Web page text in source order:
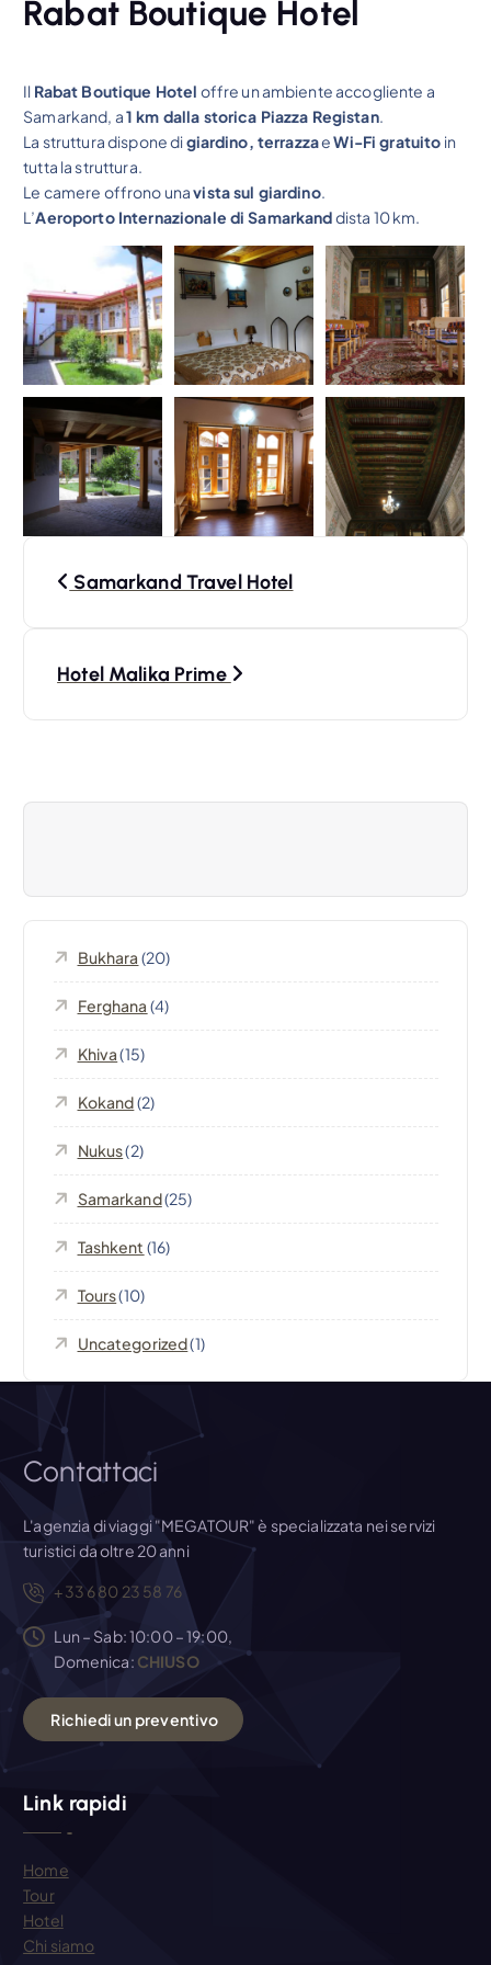
Rabat Boutique Hotel
Il Rabat Boutique Hotel offre un ambiente accogliente a
Samarkand, a1 km dalla storica Piazza Registan.
La struttura dispone digiardino, terrazzaeWi-Fi gratuito in
tutta la struttura.
Le camere offrono unavista sul giardino.
L’Aeroporto Internazionale di Samarkanddista 10 km.
z
c
o
l
i
Samarkand Travel Hotel
Hotel Malika Prime
Bukhara (20)
Ferghana (4)
Khiva(15)
Kokand(2)
Nukus(2)
Samarkand(25)
Tashkent (16)
Tours(10)
Uncategorized(1)
Contattaci
L'agenzia di viaggi "MEGATOUR" è specializzata nei servizi
turistici da oltre 20 anni
+33 6 80 23 58 76
Lun – Sab: 10:00 – 19:00,
Domenica: CHIUSO
Richiediun preventivo
Link rapidi
Home
Tour
Hotel
Chi siamo